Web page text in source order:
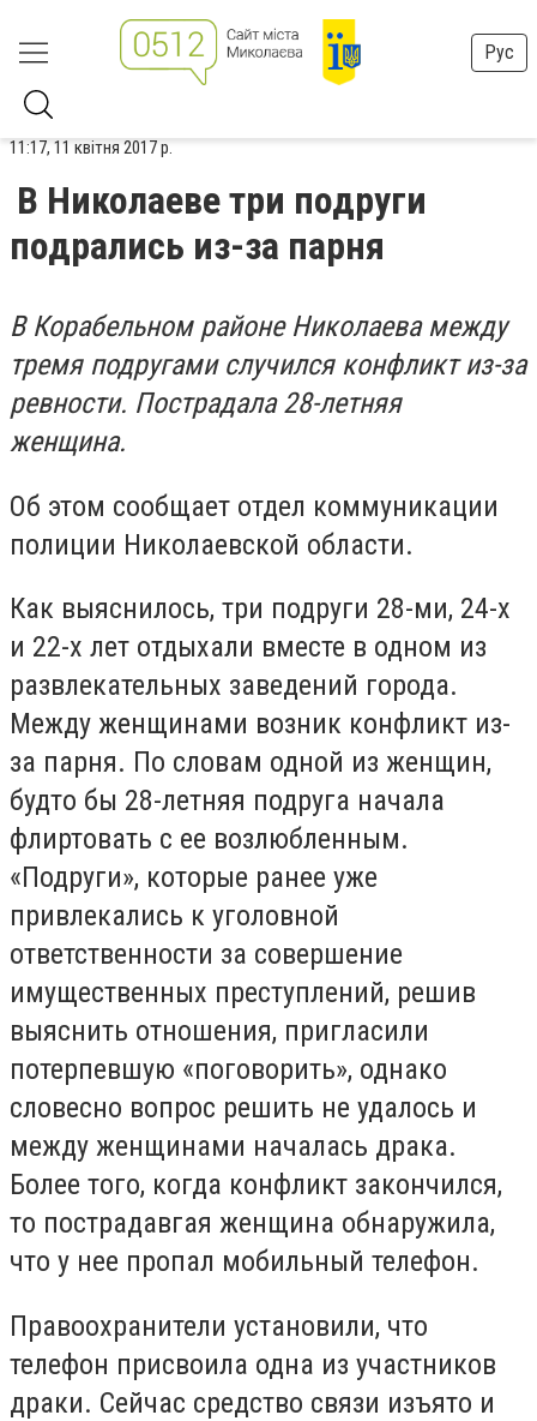
Рус
11:17, 11 квітня 2017 р.
В Николаеве три подруги
подрались из-за парня
В Корабельном районе Николаева между
тремя подругами случился конфликт из-за
ревности. Пострадала 28-летняя
женщина.
Об этом сообщает отдел коммуникации
полиции Николаевской области.
Как выяснилось, три подруги 28-ми, 24-х
и 22-х лет отдыхали вместе в одном из
развлекательных заведений города.
Между женщинами возник конфликт из-
за парня. По словам одной из женщин,
будто бы 28-летняя подруга начала
флиртовать с ее возлюбленным.
«Подруги», которые ранее уже
привлекались к уголовной
ответственности за совершение
имущественных преступлений, решив
выяснить отношения, пригласили
потерпевшую «поговорить», однако
словесно вопрос решить не удалось и
между женщинами началась драка.
Более того, когда конфликт закончился,
то пострадавгая женщина обнаружила,
что у нее пропал мобильный телефон.
Правоохранители установили, что
телефон присвоила одна из участников
драки. Сейчас средство связи изъято и